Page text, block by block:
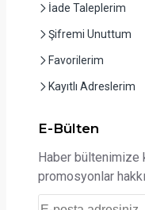
İade Taleplerim
Şifremi Unuttum
Favorilerim
Kayıtlı Adreslerim
E-Bülten
Haber bültenimize
promosyonlar